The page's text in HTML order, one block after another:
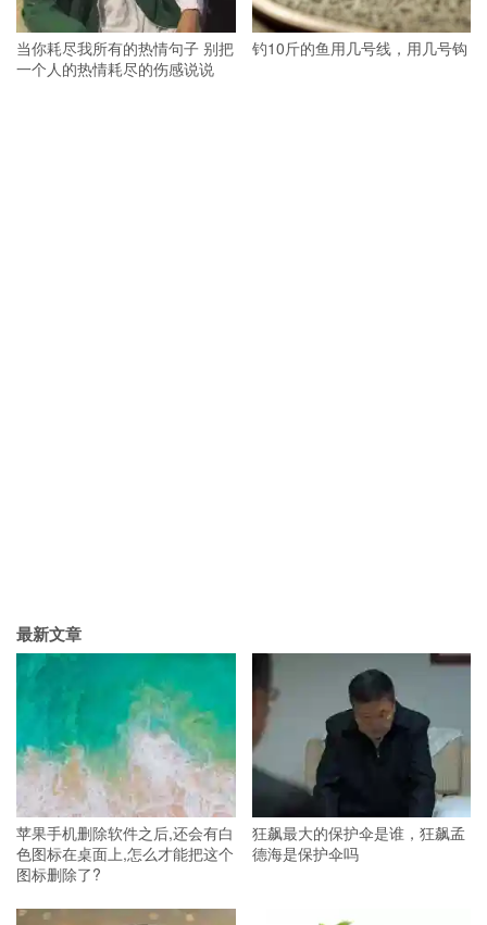
当你耗尽我所有的热情句子 别把
一个人的热情耗尽的伤感说说
钓10斤的鱼用几号线，用几号钩
最新文章
苹果手机删除软件之后,还会有白
色图标在桌面上,怎么才能把这个
图标删除了?
狂飙最大的保护伞是谁，狂飙孟
德海是保护伞吗